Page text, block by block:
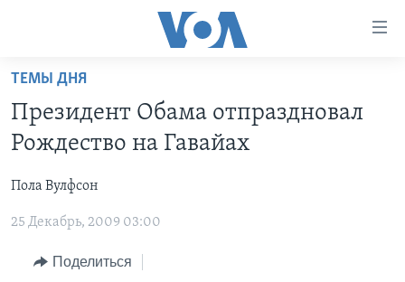
Перейти
основной
контент
навигации
Перейти
ПРОГРАММЫ
НОВОСТИ ЗА МИНУТУ
ИТОГИ
ПОЧЕМУ ЭТО ВАЖНО?
УЧИМ АНГЛИЙСКИЙ
НАША АМЕРИКАНСКАЯ ИСТОРИЯ
А КАК В АМЕРИКЕ?
ЭКСПЕРТИЗА
ИНТЕРВЬЮ
ФАКТЫ ПРОТИВ ФЕЙКОВ
ТЕМЫ ДНЯ
Президент Обама отпраздновал
Рождество на Гавайах
Пола Вулфсон
25 Декабрь, 2009 03:00
Поделиться